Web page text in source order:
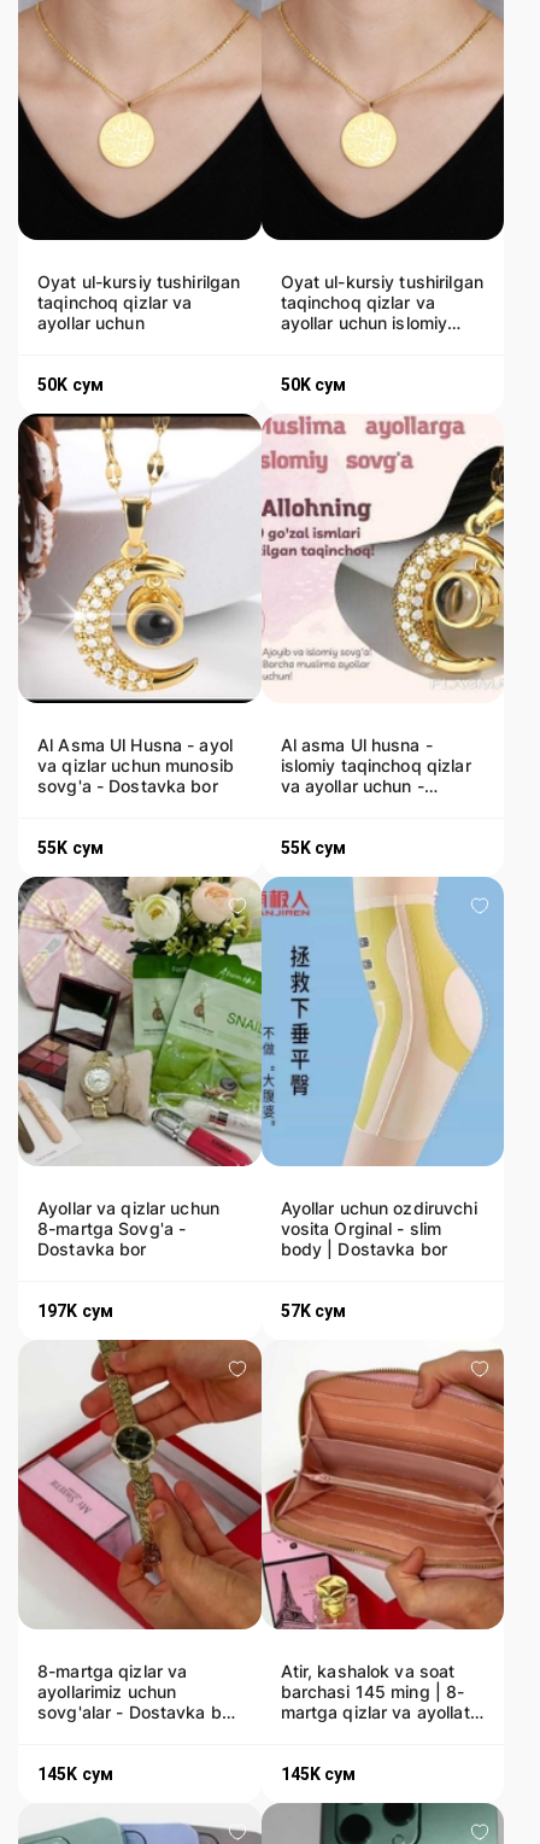
Oyat ul-kursiy tushirilgan
taqinchoq qizlar va
ayollar uchun
50K сум
Oyat ul-kursiy tushirilgan
taqinchoq qizlar va
ayollar uchun islomiy
50K сум
Al Asma Ul Husna - ayol
va qizlar uchun munosib
sovg'a - Dostavka bor
55K сум
Al asma Ul husna -
islomiy taqinchoq qizlar
va ayollar uchun -
55K сум
Ayollar va qizlar uchun
8-martga Sovg'a -
Dostavka bor
197K сум
Ayollar uchun ozdiruvchi
vosita Orginal - slim
body | Dostavka bor
57K сум
8-martga qizlar va
ayollarimiz uchun
sovg'alar - Dostavka bor
145K сум
Atir, kashalok va soat
barchasi 145 ming | 8-
martga qizlar va ayollat
145K сум